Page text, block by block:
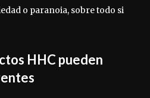
o paranoia, sobre todo si
HHC pueden